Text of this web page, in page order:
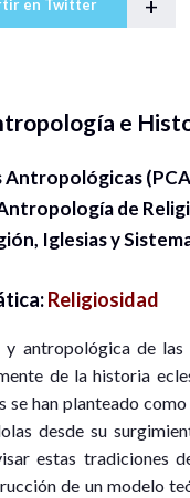
en Twitter +
e
Antropológicas
de
Iglesias y
Religiosidad
antropológica de
de la historia
han planteado
desde su
estas tradiciones
de un modelo